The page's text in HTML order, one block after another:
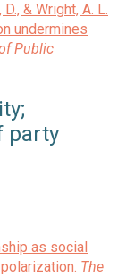
& Wright, A. L.
undermines
Public
party
as social
The